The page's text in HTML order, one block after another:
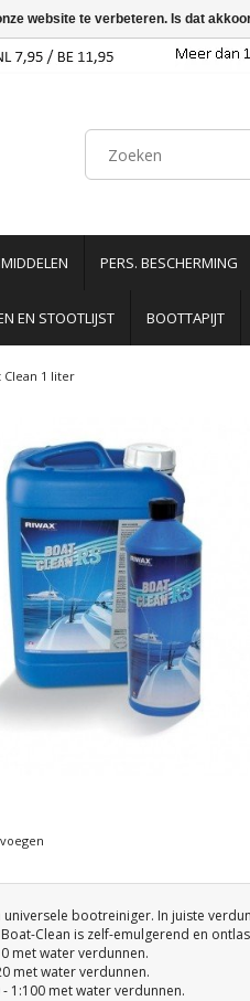
PERS. BESCHERMING
EN STOOTLIJST BOOTTAPIJT
Clean 1 liter
universele bootreiniger. In juiste
Clean is zelf-emulgerend en
met water verdunnen.
met water verdunnen.
1:100 met water verdunnen.
website te verbeteren. Is dat